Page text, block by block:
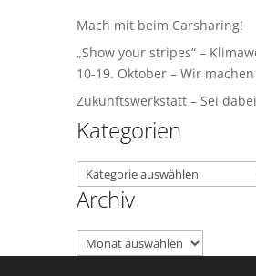
Mach mit beim Carsharing!
„Show your stripes“ –
10-19. Oktober – Wir
Zukunftswerkstatt – Sei
Kategorien
Kategorien
Archiv
Archiv